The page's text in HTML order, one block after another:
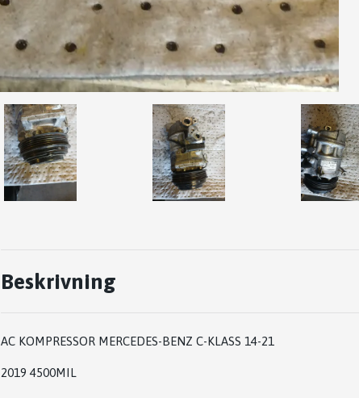
Beskrivning
AC KOMPRESSOR MERCEDES-BENZ C-KLASS 14-21
2019 4500MIL